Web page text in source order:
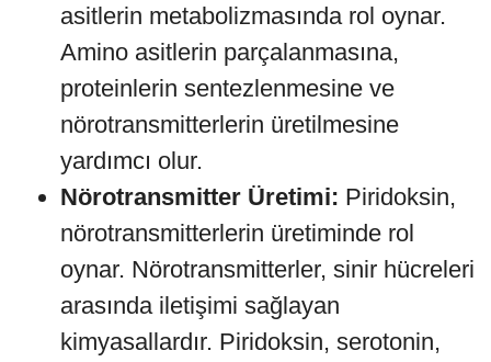
asitlerin metabolizmasında rol oynar.
Amino asitlerin parçalanmasına,
proteinlerin sentezlenmesine ve
nörotransmitterlerin üretilmesine
yardımcı olur.
Nörotransmitter Üretimi: Piridoksin,
nörotransmitterlerin üretiminde rol
oynar. Nörotransmitterler, sinir hücreleri
arasında iletişimi sağlayan
kimyasallardır. Piridoksin, serotonin,